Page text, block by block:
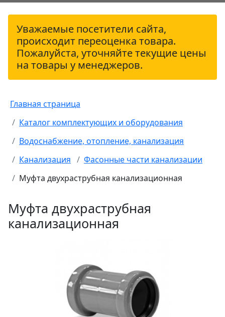
Уважаемые посетители сайта,
происходит переоценка товара.
Пожалуйста, уточняйте текущие цены
на товары у менеджеров.
Главная страница
Каталог комплектующих и оборудования
Водоснабжение, отопление, канализация
Канализация
Фасонные части канализации
Муфта двухраструбная канализационная
Муфта двухраструбная
канализационная